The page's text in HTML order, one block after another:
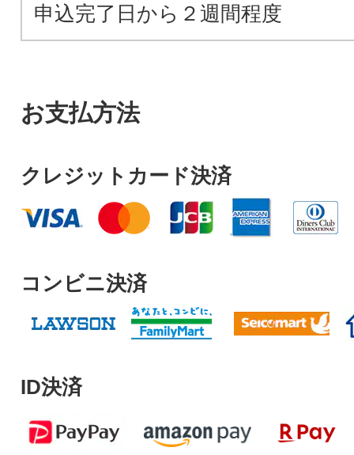
申込完了日から２週間程度
お支払方法
クレジットカード決済
コンビニ決済
ID決済